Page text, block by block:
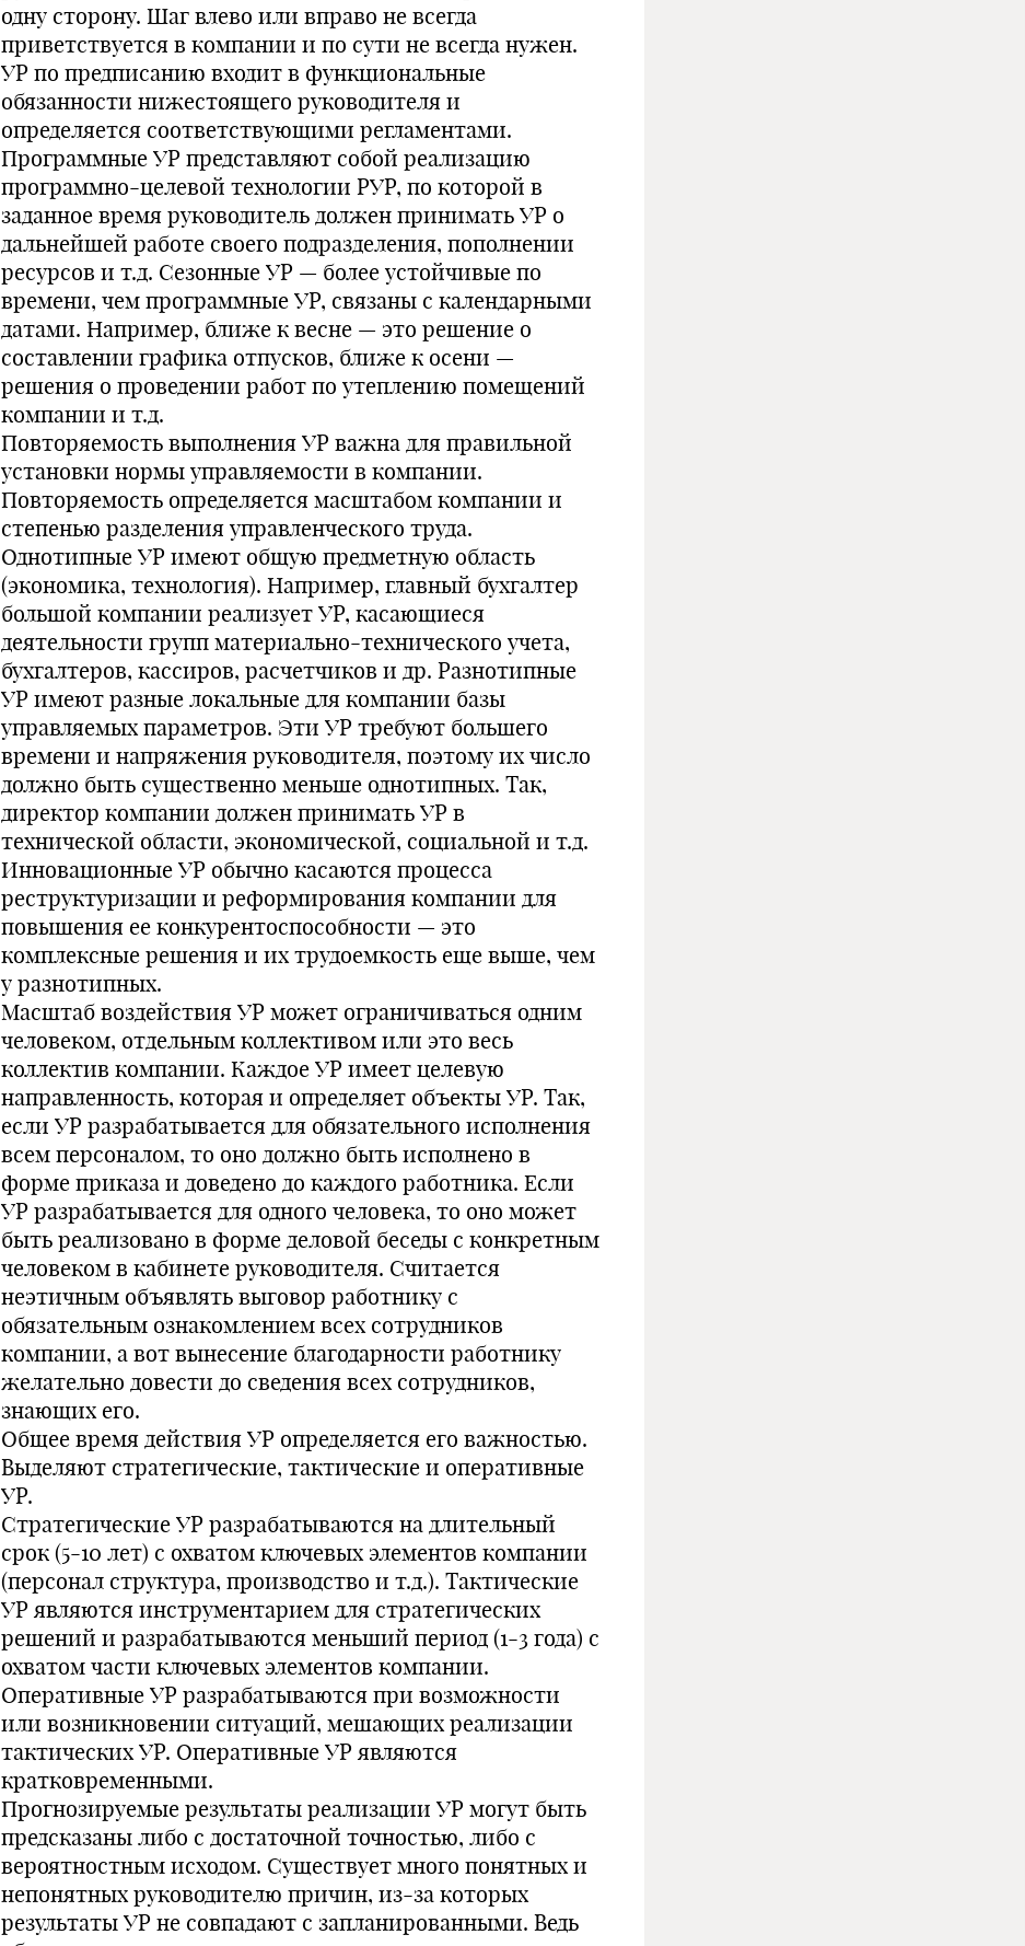
одну сторону. Шаг влево или вправо не всегда
приветствуется в компании и по сути не всегда нужен.
УР по предписанию входит в функциональные
обязанности нижестоящего руководителя и
определяется соответствующими регламентами.
Программные УР представляют собой реализацию
программно-целевой технологии РУР, по которой в
заданное время руководитель должен принимать УР о
дальнейшей работе своего подразделения, пополнении
ресурсов и т.д. Сезонные УР — более устойчивые по
времени, чем программные УР, связаны с календарными
датами. Например, ближе к весне — это решение о
составлении графика отпусков, ближе к осени —
решения о проведении работ по утеплению помещений
компании и т.д.
Повторяемость выполнения УР важна для правильной
установки нормы управляемости в компании.
Повторяемость определяется масштабом компании и
степенью разделения управленческого труда.
Однотипные УР имеют общую предметную область
(экономика, технология). Например, главный бухгалтер
большой компании реализует УР, касающиеся
деятельности групп материально-технического учета,
бухгалтеров, кассиров, расчетчиков и др. Разнотипные
УР имеют разные локальные для компании базы
управляемых параметров. Эти УР требуют большего
времени и напряжения руководителя, поэтому их число
должно быть существенно меньше однотипных. Так,
директор компании должен принимать УР в
технической области, экономической, социальной и т.д.
Инновационные УР обычно касаются процесса
реструктуризации и реформирования компании для
повышения ее конкурентоспособности — это
комплексные решения и их трудоемкость еще выше, чем
у разнотипных.
Масштаб воздействия УР может ограничиваться одним
человеком, отдельным коллективом или это весь
коллектив компании. Каждое УР имеет целевую
направленность, которая и определяет объекты УР. Так,
если УР разрабатывается для обязательного исполнения
всем персоналом, то оно должно быть исполнено в
форме приказа и доведено до каждого работника. Если
УР разрабатывается для одного человека, то оно может
быть реализовано в форме деловой беседы с конкретным
человеком в кабинете руководителя. Считается
неэтичным объявлять выговор работнику с
обязательным ознакомлением всех сотрудников
компании, а вот вынесение благодарности работнику
желательно довести до сведения всех сотрудников,
знающих его.
Общее время действия УР определяется его важностью.
Выделяют стратегические, тактические и оперативные
УР.
Стратегические УР разрабатываются на длительный
срок (5-10 лет) с охватом ключевых элементов компании
(персонал структура, производство и т.д.). Тактические
УР являются инструментарием для стратегических
решений и разрабатываются меньший период (1-3 года) с
охватом части ключевых элементов компании.
Оперативные УР разрабатываются при возможности
или возникновении ситуаций, мешающих реализации
тактических УР. Оперативные УР являются
кратковременными.
Прогнозируемые результаты реализации УР могут быть
предсказаны либо с достаточной точностью, либо с
вероятностным исходом. Существует много понятных и
непонятных руководителю причин, из-за которых
результаты УР не совпадают с запланированными. Ведь